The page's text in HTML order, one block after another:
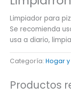
Limpiador para
Se recomienda
usa a diario,
Categoría: Hogar
Productos